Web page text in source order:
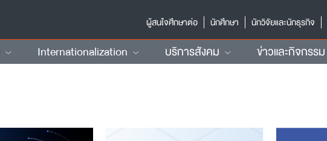
ผู้สนใจศึกษาต่อ
นักศึกษา นักวิจัยและนักธุรกิจ
Internationalization บริการสังคม ข่าวและกิจกรรม